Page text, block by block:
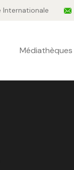
Internationale
Médiathèques